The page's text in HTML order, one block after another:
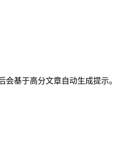
基于高分文章自动生成提示。